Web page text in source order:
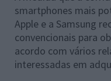
smartphones mais
Apple e a Samsung
convencionais para
acordo com vários
interessadas em